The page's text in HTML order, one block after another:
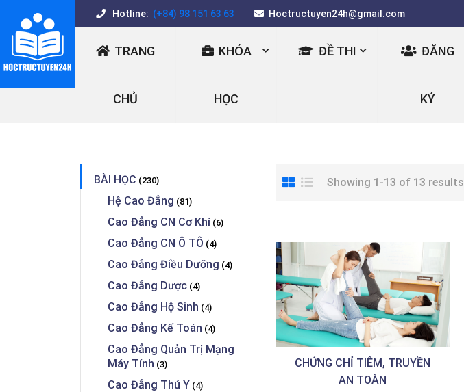
Hotline: (+84) 98 151 63 63 Hoctructuyen24h@gmail.com
TRANG
CHỦ
KHÓA
HỌC
ĐỀ THI ĐĂNG
KÝ
Showing 1-13 of 13 results
CHỨNG CHỈ TIÊM, TRUYỀN
AN TOÀN
BÀI HỌC (230)
Hệ Cao Đẳng (81)
Cao Đẳng CN Cơ Khí (6)
Cao Đẳng CN Ô TÔ (4)
Cao Đẳng Điều Dưỡng (4)
Cao Đẳng Dược (4)
Cao Đẳng Hộ Sinh (4)
Cao Đẳng Kế Toán (4)
Cao Đẳng Quản Trị Mạng
Máy Tính (3)
Cao Đẳng Thú Y (4)